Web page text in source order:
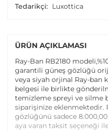
ÜRÜN AÇIKLAMASI
Ray-Ban RB2180
garantili güneş gözlüğü
veya siyah orjinal Ray-ban
belgesi ile birlikte
temizleme spreyi ve silme
siparişinize eklenmektedir.
gözlüğünü sadece
aya varan taksit seçeneği
Tedarikçi: Luxottica